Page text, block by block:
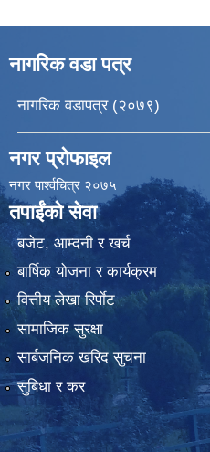
नागरिक वडा पत्र
नागरिक वडापत्र (२०७९)
नगर प्रोफाइल
नगर पार्श्वचित्र २०७५
तपाईंको सेवा
बजेट, आम्दनी र खर्च
बार्षिक योजना र कार्यक्रम
वित्तीय लेखा रिर्पाेट
सामाजिक सुरक्षा
सार्बजनिक खरिद सुचना
सुबिधा र कर